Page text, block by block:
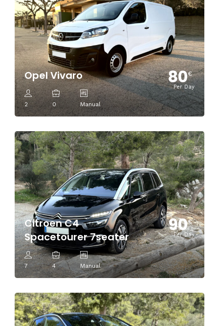
Opel Vivaro
2 0 Manual
80€
Per Day
Citroen C4
Spacetourer 7seater
7 4 Manual
90€
Per Day